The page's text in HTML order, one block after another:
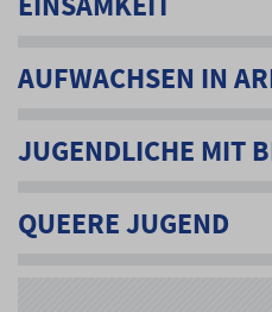
AUFWACHSEN IN
JUGENDLICHE MIT
QUEERE JUGEND